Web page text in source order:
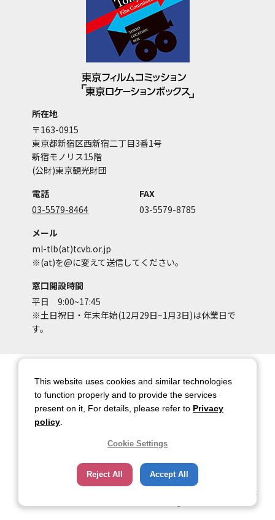
所在地
〒163-0915
東京都新宿区西新宿二丁目3番1号
新宿モノリス15階
(公財)東京観光財団
電話
03-5579-8464
FAX
03-5579-8785
メール
ml-tlb(at)tcvb.or.jp
※(at)を@に変えて送信してください。
窓口開設時間
平日 9:00~17:45
※土日祝日・年末年始(12月29日~1月3日)は休業日で
す。
サイトマップ
サイトポリシー
アカウントポリシー
個人情報保護方針
著作権について
お問い合わせ
都庁総合ページへのリンク
トップページ
Copyright © 2026 TOKYO METROPOLITAN GOVERNMENT Bureau of Industrial
This website uses cookies and similar technologies
to function properly and to provide the services
present on it, For details, please refer to Privacy
policy
Cookie Settings
Reject All Accept All